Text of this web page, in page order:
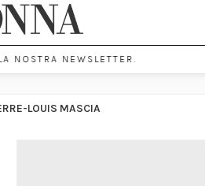
NOSTRA NEWSLETTER.
LOUIS MASCIA